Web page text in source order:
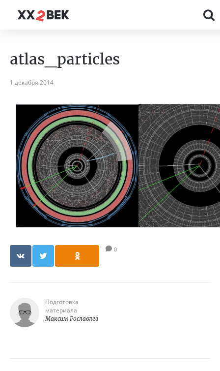
atlas_particles
1 декабря 2014
0
Подготовка
материала
Максим Рославлев